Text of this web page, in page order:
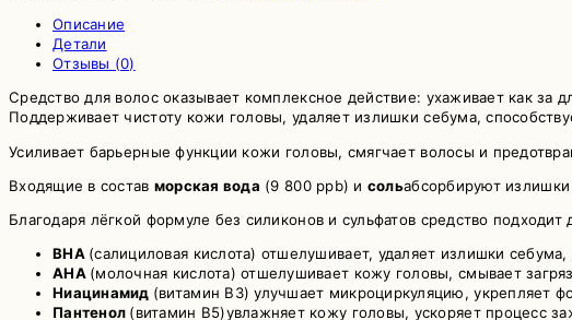
волос
солью
GROWUS
Sea
Salt
Therapy
Описание
Детали
Отзывы (0)
Средство для волос оказывает комплексное действие: ухаживает как за
Поддерживает чистоту кожи головы, удаляет излишки себума,
Усиливает барьерные функции кожи головы, смягчает волосы и
Входящие в состав морская вода (9 800 ppb) и сольабсорбируют
Благодаря лёгкой формуле без силиконов и сульфатов средство
BHA (cалициловая кислота) отшелушивает, удаляет излишки себума,
AHA (молочная кислота) отшелушивает кожу головы, смывает
Ниацинамид (витамин B3) улучшает микроциркуляцию, укрепляет
Пантенол (витамин B5)увлажняет кожу головы, ускоряет процесс